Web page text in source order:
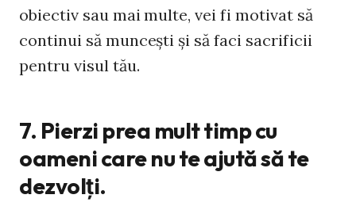
obiectiv sau mai multe, vei fi motivat să
continui să munceşti şi să faci sacrificii
pentru visul tău.
7. Pierzi prea mult timp cu
oameni care nu te ajută să te
dezvolţi.